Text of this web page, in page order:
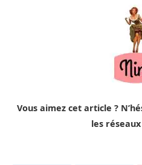
Vous aimez cet article ?
les